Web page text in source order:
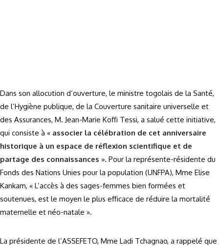
Dans son allocution d’ouverture, le ministre togolais de la Santé,
de l’Hygiène publique, de la Couverture sanitaire universelle et
des Assurances, M. Jean-Marie Koffi Tessi, a salué cette initiative,
qui consiste à « associer la célébration de cet anniversaire
historique à un espace de réflexion scientifique et de
partage des connaissances ». Pour la représente-résidente du
Fonds des Nations Unies pour la population (UNFPA), Mme Elise
Kankam, « L’accès à des sages-femmes bien formées et
soutenues, est le moyen le plus efficace de réduire la mortalité
maternelle et néo-natale ».
La présidente de l’ASSEFETO, Mme Ladi Tchagnao, a rappelé que